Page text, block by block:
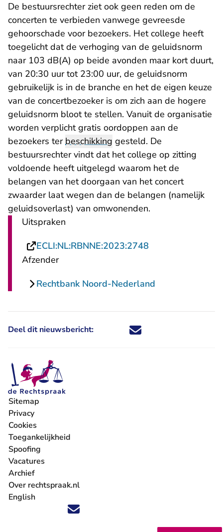
De bestuursrechter ziet ook geen reden om de
concerten te verbieden vanwege gevreesde
gehoorschade voor bezoekers. Het college heeft
toegelicht dat de verhoging van de geluidsnorm
naar 103 dB(A) op beide avonden maar kort duurt,
van 20:30 uur tot 23:00 uur, de geluidsnorm
gebruikelijk is in de branche en het de eigen keuze
van de concertbezoeker is om zich aan de hogere
geluidsnorm bloot te stellen. Vanuit de organisatie
worden verplicht gratis oordoppen aan de
bezoekers terbeschikking gesteld. De
bestuursrechter vindt dat het college op zitting
voldoende heeft uitgelegd waarom het de
belangen van het doorgaan van het concert
zwaarder laat wegen dan de belangen (namelijk
geluidsoverlast) van omwonenden.
Uitspraken
ECLI:NL:RBNNE:2023:2748
Afzender
Rechtbank Noord-Nederland
Deel dit nieuwsbericht: Deel dit nieuwsbericht via X -
Deel dit nieuwsbericht via
Deel dit nieuwsbericht
Deel dit
Volg ons op X (Twitter) - U verlaat Rechtspraak.nl
Volg ons op Facebook - U verlaat Rechtspraak.nl
Volg ons op Instagram - U verlaat Rechtspraak.nl
Volg ons op Youtube - U verlaat Rechtspraak.nl
Volg ons op LinkedIn - U verlaat
'Blijf op de hoogte' nieuwsbrief - U verlaat
Sitemap
Privacy
Cookies
Toegankelijkheid
Spoofing
Vacatures
- U verlaat Rechtspraak.nl
Archief
Over rechtspraak.nl
English